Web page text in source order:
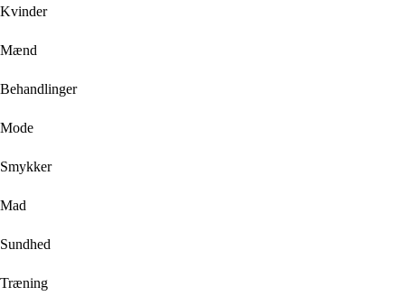
Kvinder
Mænd
Behandlinger
Mode
Smykker
Mad
Sundhed
Træning